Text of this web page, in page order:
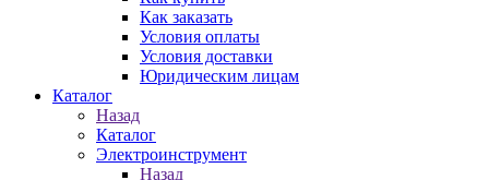
Как заказать
Условия оплаты
Условия доставки
Юридическим лицам
Каталог
Назад
Каталог
Электроинструмент
Назад